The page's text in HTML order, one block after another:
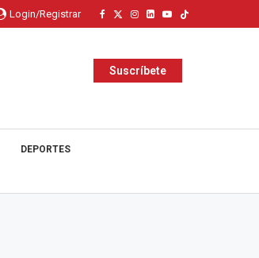
Login/Registrar
Suscríbete
DEPORTES